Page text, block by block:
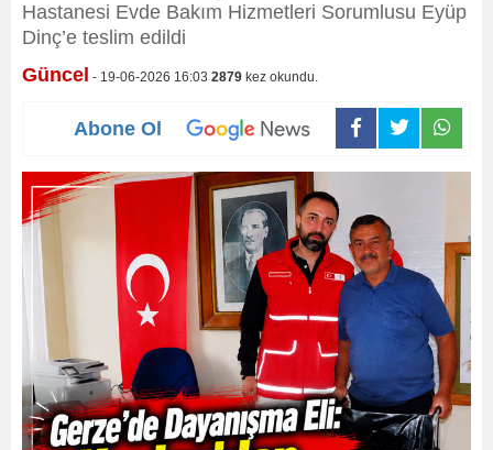
Hastanesi Evde Bakım Hizmetleri Sorumlusu Eyüp
Dinç’e teslim edildi
Güncel - 19-06-2026 16:03 2879 kez okundu.
Abone Ol